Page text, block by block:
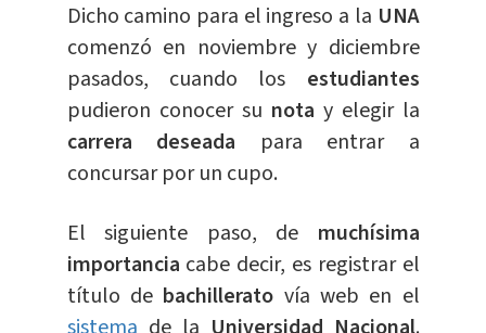
Dicho camino para el ingreso a la UNA
comenzó en noviembre y diciembre
pasados, cuando los estudiantes
pudieron conocer su nota y elegir la
carrera deseada para entrar a
concursar por un cupo.
El siguiente paso, de muchísima
importancia cabe decir, es registrar el
título de bachillerato vía web en el